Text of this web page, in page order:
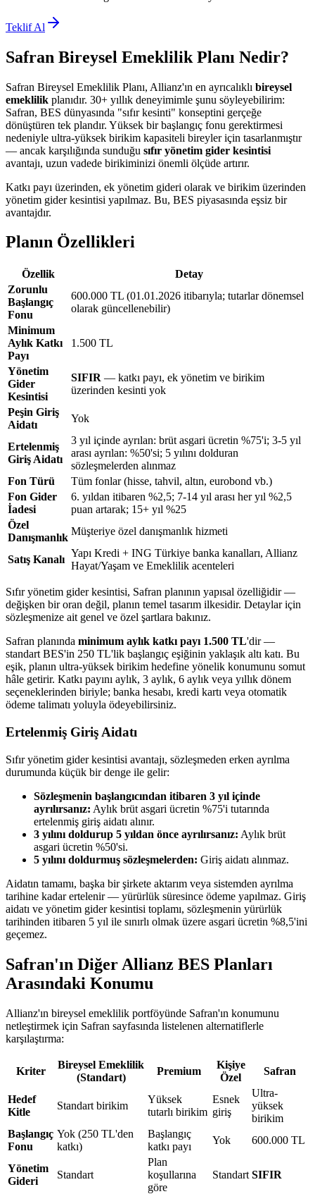
Teklif Al
Safran Bireysel Emeklilik Planı Nedir?
Safran Bireysel Emeklilik Planı, Allianz'ın en ayrıcalıklı bireysel
emeklilik planıdır. 30+ yıllık deneyimimle şunu söyleyebilirim:
Safran, BES dünyasında "sıfır kesinti" konseptini gerçeğe
dönüştüren tek plandır. Yüksek bir başlangıç fonu gerektirmesi
nedeniyle ultra-yüksek birikim kapasiteli bireyler için tasarlanmıştır
— ancak karşılığında sunduğu sıfır yönetim gider kesintisi
avantajı, uzun vadede birikiminizi önemli ölçüde artırır.
Katkı payı üzerinden, ek yönetim gideri olarak ve birikim üzerinden
yönetim gider kesintisi yapılmaz. Bu, BES piyasasında eşsiz bir
avantajdır.
Planın Özellikleri
Özellik
Detay
Zorunlu
Başlangıç
Fonu
600.000 TL (01.01.2026 itibarıyla; tutarlar dönemsel
olarak güncellenebilir)
Minimum
Aylık Katkı
Payı
1.500 TL
Yönetim
Gider
Kesintisi
SIFIR — katkı payı, ek yönetim ve birikim
üzerinden kesinti yok
Peşin Giriş
Aidatı
Yok
Ertelenmiş
Giriş Aidatı
3 yıl içinde ayrılan: brüt asgari ücretin %75'i; 3-5 yıl
arası ayrılan: %50'si; 5 yılını dolduran
sözleşmelerden alınmaz
Fon Türü
Tüm fonlar (hisse, tahvil, altın, eurobond vb.)
Fon Gider
İadesi
6. yıldan itibaren %2,5; 7-14 yıl arası her yıl %2,5
puan artarak; 15+ yıl %25
Özel
Danışmanlık
Müşteriye özel danışmanlık hizmeti
Satış Kanalı
Yapı Kredi + ING Türkiye banka kanalları, Allianz
Hayat/Yaşam ve Emeklilik acenteleri
Sıfır yönetim gider kesintisi, Safran planının yapısal özelliğidir —
değişken bir oran değil, planın temel tasarım ilkesidir. Detaylar için
sözleşmenize ait genel ve özel şartlara bakınız.
Safran planında minimum aylık katkı payı 1.500 TL'dir —
standart BES'in 250 TL'lik başlangıç eşiğinin yaklaşık altı katı. Bu
eşik, planın ultra-yüksek birikim hedefine yönelik konumunu somut
hâle getirir. Katkı payını aylık, 3 aylık, 6 aylık veya yıllık dönem
seçeneklerinden biriyle; banka hesabı, kredi kartı veya otomatik
ödeme talimatı yoluyla ödeyebilirsiniz.
Ertelenmiş Giriş Aidatı
Sıfır yönetim gider kesintisi avantajı, sözleşmeden erken ayrılma
durumunda küçük bir denge ile gelir:
Sözleşmenin başlangıcından itibaren 3 yıl içinde
ayrılırsanız: Aylık brüt asgari ücretin %75'i tutarında
ertelenmiş giriş aidatı alınır.
3 yılını doldurup 5 yıldan önce ayrılırsanız: Aylık brüt
asgari ücretin %50'si.
5 yılını doldurmuş sözleşmelerden: Giriş aidatı alınmaz.
Aidatın tamamı, başka bir şirkete aktarım veya sistemden ayrılma
tarihine kadar ertelenir — yürürlük süresince ödeme yapılmaz. Giriş
aidatı ve yönetim gider kesintisi toplamı, sözleşmenin yürürlük
tarihinden itibaren 5 yıl ile sınırlı olmak üzere asgari ücretin %8,5'ini
geçemez.
Safran'ın Diğer Allianz BES Planları
Arasındaki Konumu
Allianz'ın bireysel emeklilik portföyünde Safran'ın konumunu
netleştirmek için Safran sayfasında listelenen alternatiflerle
karşılaştırma:
Kriter
Bireysel Emeklilik
(Standart)
Premium
Kişiye
Özel
Safran
Hedef
Kitle
Standart birikim
Yüksek
tutarlı birikim
Esnek
giriş
Ultra-
yüksek
birikim
Başlangıç
Fonu
Yok (250 TL'den
katkı)
Başlangıç
katkı payı
Yok 600.000 TL
Yönetim
Gideri
Standart
Plan
koşullarına
göre
Standart SIFIR